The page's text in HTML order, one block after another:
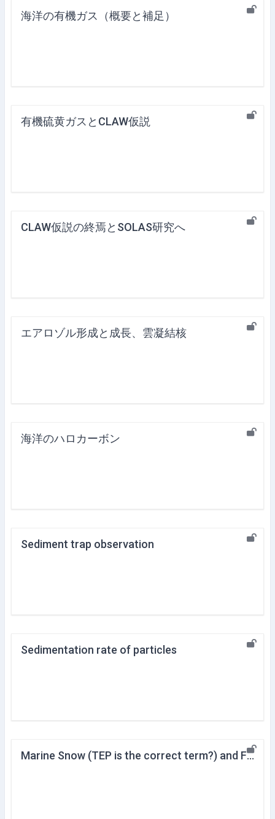
海洋の有機ガス（概要と補足）
有機硫黄ガスとCLAW仮説
CLAW仮説の終焉とSOLAS研究へ
エアロゾル形成と成長、雲凝結核
海洋のハロカーボン
Sediment trap observation
Sedimentation rate of particles
Marine Snow (TEP is the correct term?) and Feeding of Eel Larvae